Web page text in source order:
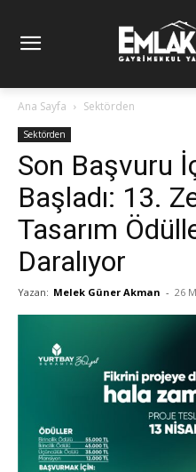
Ana Sayfa Sektörden
Sektörden
Son Başvuru
Başladı: 13.
Tasarım
Daralıyor
Yazan: Melek Güner Akman - 26